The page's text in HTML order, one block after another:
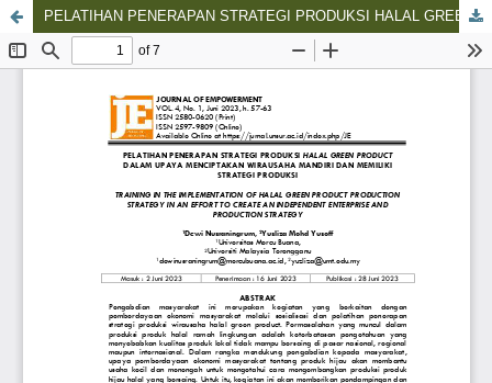
PELATIHAN PENERAPAN STRATEGI PRODUKSI HALAL GREEN PRODUCT DALAM UPAYA MENCIPTAKAN WIRAUSAHA MANDIRI DAN MEMILIKI STRATEGI PRODUKSI